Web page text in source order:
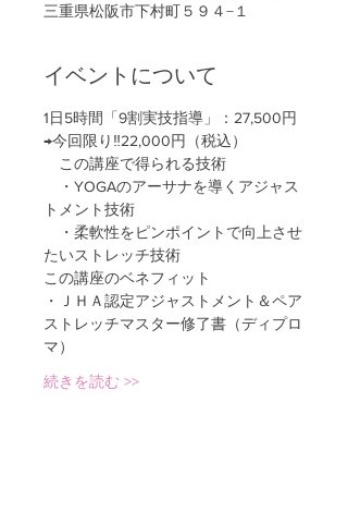
三重県松阪市下村町５９４−１
イベントについて
1日5時間「9割実技指導」：27,500円
→今回限り‼22,000円（税込）
この講座で得られる技術
・YOGAのアーサナを導くアジャス
トメント技術
・柔軟性をピンポイントで向上させ
たいストレッチ技術
この講座のベネフィット
・ＪＨＡ認定アジャストメント＆ペア
ストレッチマスター修了書（ディプロ
マ）
続きを読む >>